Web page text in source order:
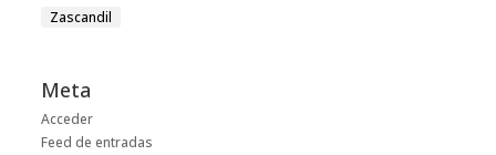
Zascandil
Meta
Acceder
Feed de entradas